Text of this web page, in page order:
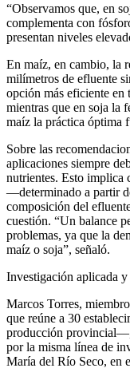
“Observamos que, en
complementa con
presentan niveles
En maíz, en cambio, la
milímetros de efluente
opción más eficiente en
mientras que en soja la
maíz la práctica óptima
Sobre las
aplicaciones siempre
nutrientes. Esto implica
—determinado a partir
composición del
cuestión. “Un balance
problemas, ya que la
maíz o soja”, señaló.
Investigación aplicada
Marcos Torres,
que reúne a 30
producción provincial—,
por la misma línea de
María del Río Seco, en